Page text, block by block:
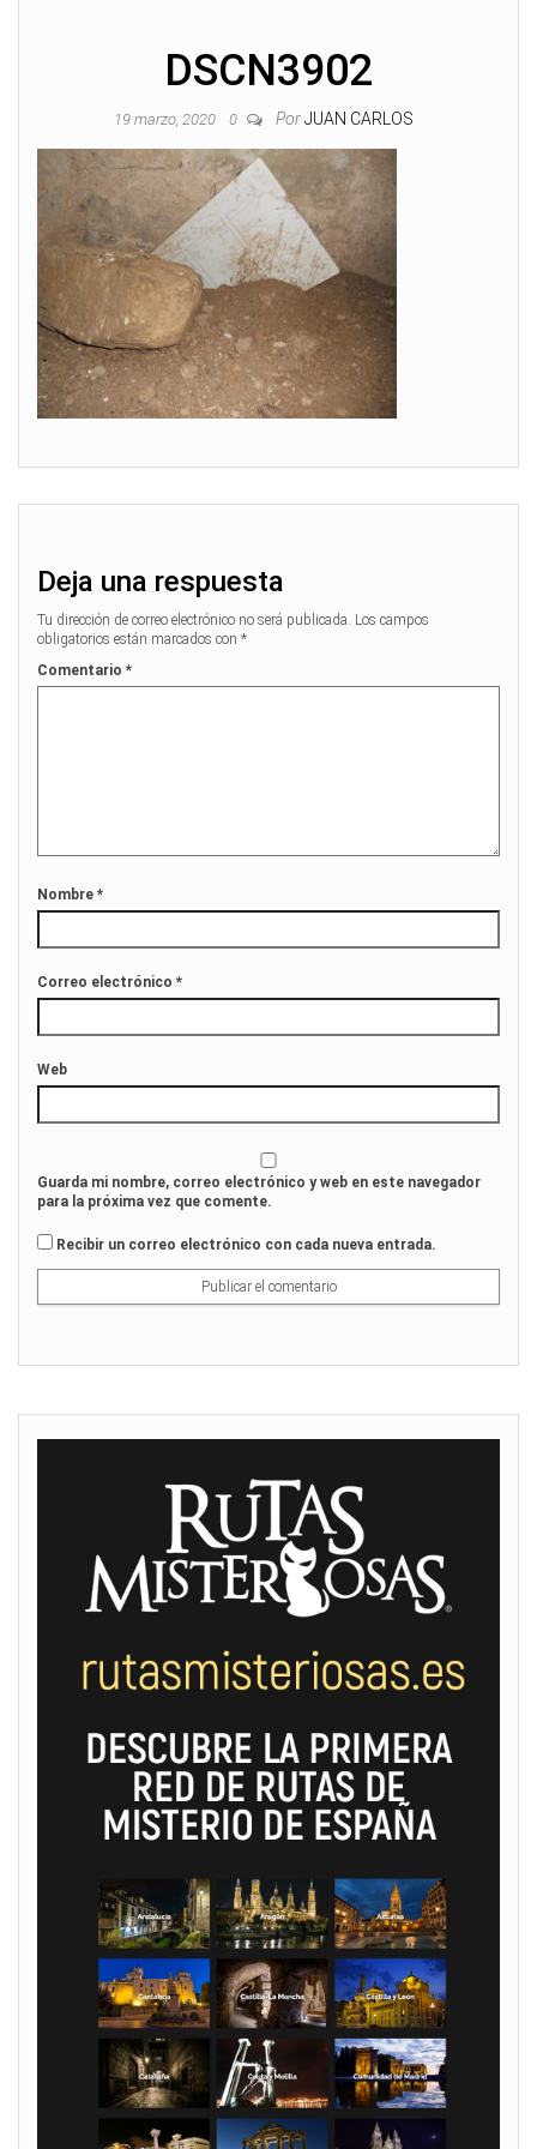
DSCN3902
19 marzo, 2020 0 PorJUAN CARLOS
Deja una respuesta
Tu dirección de correo electrónico no será publicada. Los campos
obligatorios están marcados con *
Comentario *
Nombre *
Correo electrónico *
Web
Guarda mi nombre, correo electrónico y web en este navegador
para la próxima vez que comente.
Recibir un correo electrónico con cada nueva entrada.